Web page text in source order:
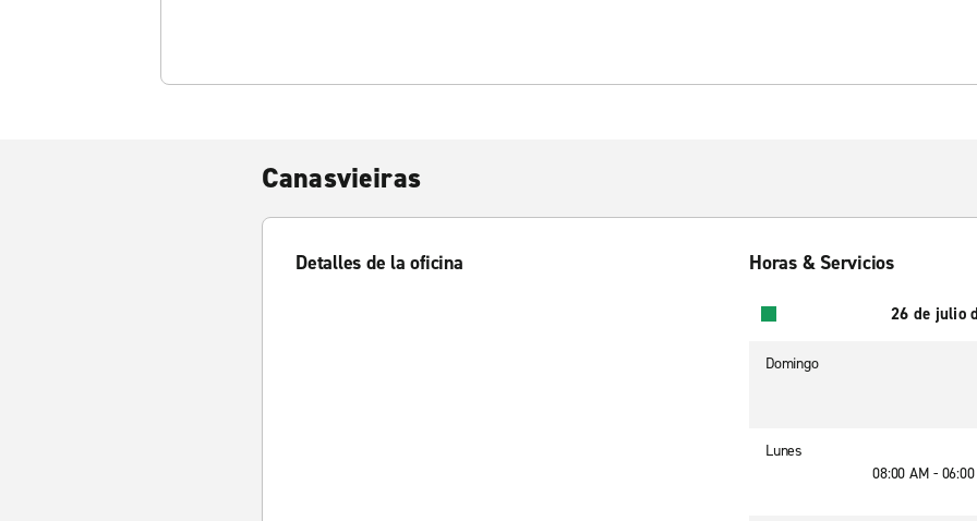
Canasvieiras
Detalles de la oficina Horas & Servicios
26 de julio
Domingo
Lunes
08:00 AM -